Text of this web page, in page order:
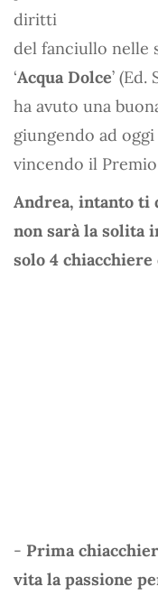
diritti
del fanciullo nelle
‘Acqua Dolce’
ha avuto una
giungendo ad
vincendo il
Andrea, intanto ti
non sarà la solita
solo 4 chiacchiere
- Prima
vita la passione